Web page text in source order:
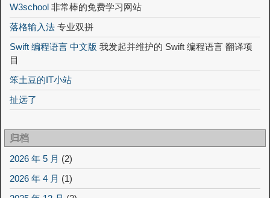
W3school 非常棒的免费学习网站
落格输入法 专业双拼
Swift 编程语言 中文版 我发起并维护的 Swift 编程语言 翻译项
目
笨土豆的IT小站
扯远了
归档
2026 年 5 月 (2)
2026 年 4 月 (1)